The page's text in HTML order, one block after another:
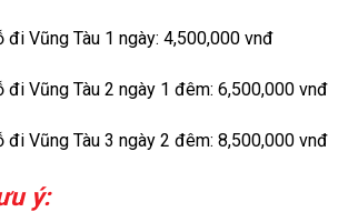
đi Vũng Tàu 1 ngày: 4,500,000 vnđ
đi Vũng Tàu 2 ngày 1 đêm: 6,500,000 vnđ
đi Vũng Tàu 3 ngày 2 đêm: 8,500,000 vnđ
ý: